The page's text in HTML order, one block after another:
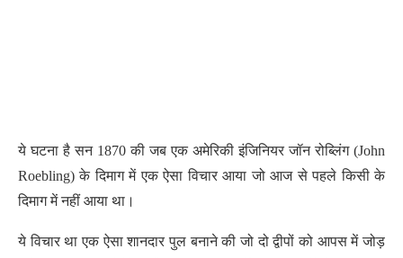
ये घटना है सन 1870 की जब एक अमेरिकी इंजिनियर जॉन रोब्लिंग (John
Roebling) के दिमाग में एक ऐसा विचार आया जो आज से पहले किसी के
दिमाग में नहीं आया था।
ये विचार था एक ऐसा शानदार पुल बनाने की जो दो द्वीपों को आपस में जोड़